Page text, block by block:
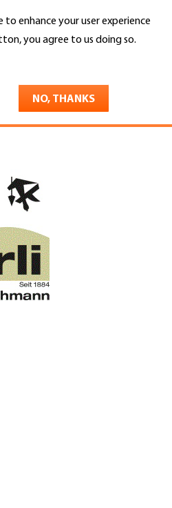
to enhance your user experience
you agree to us doing so.
NO, THANKS
Search
AG